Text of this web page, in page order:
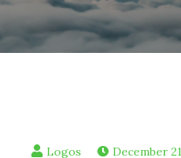
December